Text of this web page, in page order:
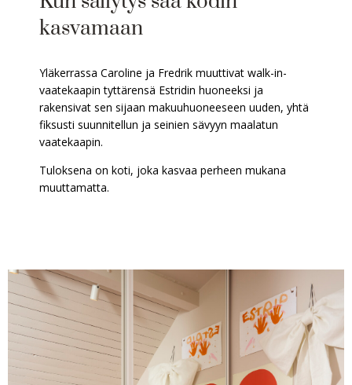
kasvamaan
Yläkerrassa Caroline ja Fredrik muuttivat walk-in-
vaatekaapin tyttärensä Estridin huoneeksi ja
rakensivat sen sijaan makuuhuoneeseen uuden, yhtä
fiksusti suunnitellun ja seinien sävyyn maalatun
vaatekaapin.
Tuloksena on koti, joka kasvaa perheen mukana
muuttamatta.